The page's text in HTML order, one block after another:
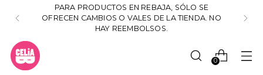
PARA PRODUCTOS EN REBAJA, SÓLO SE
OFRECEN CAMBIOS O VALES DE LA TIENDA. NO
HAY REEMBOLSOS.
0